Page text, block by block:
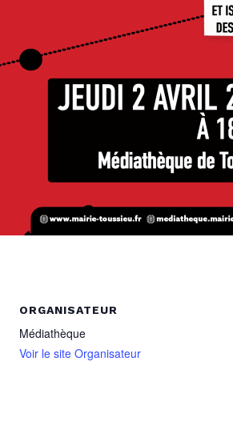
ORGANISATEUR
Médiathèque
Voir le site Organisateur